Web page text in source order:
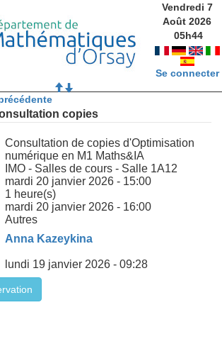
Vendredi 7
Août 2026
05h44
Se connecter
: Consultation copies
Consultation de copies d'Optimisation
numérique en M1 Maths&IA
IMO - Salles de cours - Salle 1A12
mardi 20 janvier 2026 - 15:00
1 heure(s)
mardi 20 janvier 2026 - 16:00
Autres
Anna Kazeykina
lundi 19 janvier 2026 - 09:28